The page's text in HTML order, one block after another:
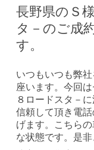
長野県のＳ
タ－のご成
す。
いつもいつも弊
座います。今回
８ロードスタ－
信頼して頂き電
げます。こちら
な状態です。是非